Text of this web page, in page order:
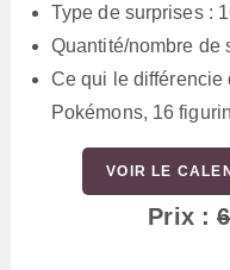
Type de surprises :
Quantité/nombre de
Ce qui le différencie
Pokémons, 16
VOIR LE
Prix :